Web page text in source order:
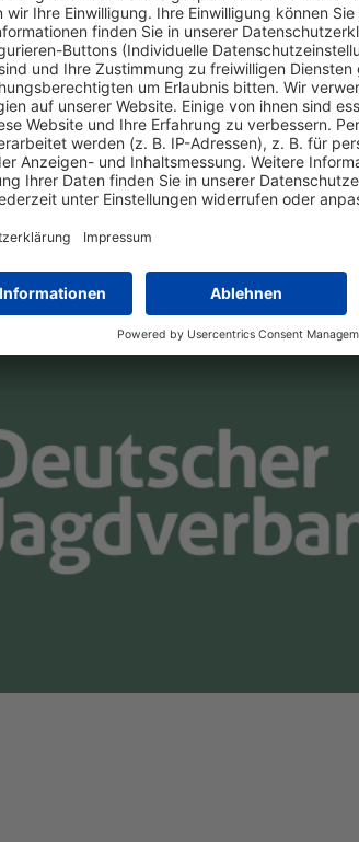
in einer Lernplattform – inklusive
Alle 9 Fachgebiete in einem